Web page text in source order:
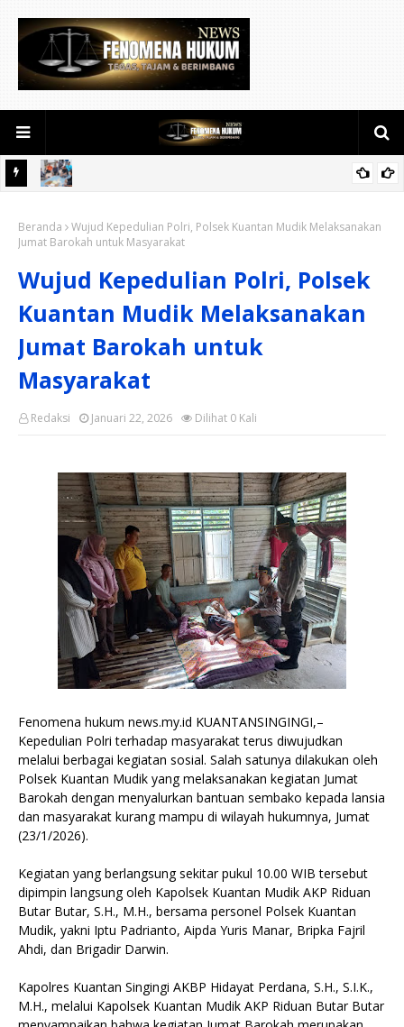
Tenggelam di Sungai Siak.
Beranda
Wujud Kepedulian Polri, Polsek Kuantan Mudik Melaksanakan
Jumat Barokah untuk Masyarakat
Wujud Kepedulian Polri, Polsek
Kuantan Mudik Melaksanakan
Jumat Barokah untuk
Masyarakat
Redaksi Dilihat 0 Kali
Januari 22, 2026
Fenomena hukum news.my.id KUANTANSINGINGI,–
Kepedulian Polri terhadap masyarakat terus diwujudkan
melalui berbagai kegiatan sosial. Salah satunya dilakukan oleh
Polsek Kuantan Mudik yang melaksanakan kegiatan Jumat
Barokah dengan menyalurkan bantuan sembako kepada lansia
dan masyarakat kurang mampu di wilayah hukumnya, Jumat
(23/1/2026).
Kegiatan yang berlangsung sekitar pukul 10.00 WIB tersebut
dipimpin langsung oleh Kapolsek Kuantan Mudik AKP Riduan
Butar Butar, S.H., M.H., bersama personel Polsek Kuantan
Mudik, yakni Iptu Padrianto, Aipda Yuris Manar, Bripka Fajril
Ahdi, dan Brigadir Darwin.
Kapolres Kuantan Singingi AKBP Hidayat Perdana, S.H., S.I.K.,
M.H., melalui Kapolsek Kuantan Mudik AKP Riduan Butar Butar